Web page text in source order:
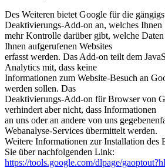
Des Weiteren bietet Google für die
Deaktivierungs-Add-on an, welches Ihnen
mehr Kontrolle darüber gibt, welche
Ihnen aufgerufenen Websites
erfasst werden. Das Add-on teilt dem
Analytics mit, dass keine
Informationen zum Website-Besuch an
werden sollen. Das
Deaktivierungs-Add-on für Browser von
verhindert aber nicht, dass Informationen
an uns oder an andere von uns
Webanalyse-Services übermittelt werden.
Weitere Informationen zur Installation des
Sie über nachfolgenden Link:
https://tools.google.com/dlpage/